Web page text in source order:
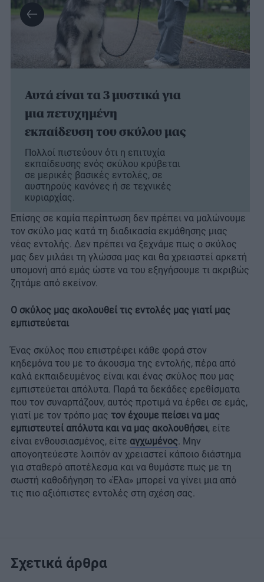
Αυτά είναι τα 3 μυστικά για
μια πετυχημένη
εκπαίδευση του σκύλου μας
Πολλοί πιστεύουν ότι η επιτυχία
εκπαίδευσης ενός σκύλου κρύβεται
σε μερικές βασικές εντολές, σε
αυστηρούς κανόνες ή σε τεχνικές
κυριαρχίας.
Επίσης σε καμία περίπτωση δεν πρέπει να μαλώνουμε
τον σκύλο μας κατά τη διαδικασία εκμάθησης μιας
νέας εντολής. Δεν πρέπει να ξεχνάμε πως ο σκύλος
μας δεν μιλάει τη γλώσσα μας και θα χρειαστεί αρκετή
υπομονή από εμάς ώστε να του εξηγήσουμε τι ακριβώς
ζητάμε από εκείνον.
Ο σκύλος μας ακολουθεί τις εντολές μας γιατί μας
εμπιστεύεται
Ένας σκύλος που επιστρέφει κάθε φορά στον
κηδεμόνα του με το άκουσμα της εντολής, πέρα από
καλά εκπαιδευμένος είναι και ένας σκύλος που μας
εμπιστεύεται απόλυτα. Παρά τα δεκάδες ερεθίσματα
που τον συναρπάζουν, αυτός προτιμά να έρθει σε εμάς,
γιατί με τον τρόπο μας τον έχουμε πείσει να μας
εμπιστευτεί απόλυτα και να μας ακολουθήσει, είτε
είναι ενθουσιασμένος, είτε αγχωμένος. Μην
απογοητεύεστε λοιπόν αν χρειαστεί κάποιο διάστημα
για σταθερό αποτέλεσμα και να θυμάστε πως με τη
σωστή καθοδήγηση το «Έλα» μπορεί να γίνει μια από
τις πιο αξιόπιστες εντολές στη σχέση σας.
Σχετικά άρθρα